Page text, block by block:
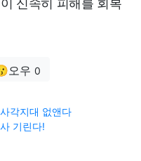
오우 0
각지대 없앤다
기린다!